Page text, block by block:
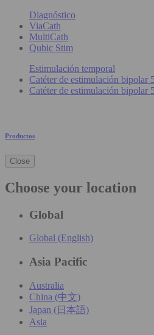
Diagnóstico
ViaCath
MultiCath
Qubic Stim
Estimulación temporal
Catéter de estimulación
Catéter de estimulación
Productos
Close
Choose your location
Global
Global (English)
Asia Pacific
Australia
China (中文)
Japan (日本語)
Asia